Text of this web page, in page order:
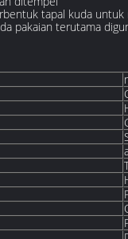
tapal kuda
pakaian terutama